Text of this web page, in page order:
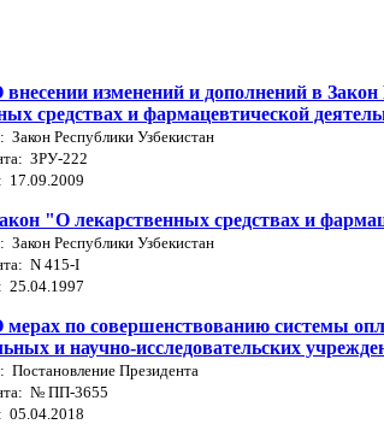
внесении изменений и дополнений в
средствах и фармацевтической
Закон Республики Узбекистан
ЗРУ-222
17.09.2009
"О лекарственных средствах и
Закон Республики Узбекистан
N 415-I
25.04.1997
мерах по совершенствованию системы
и научно-исследовательских
Постановление Президента
№ ПП-3655
05.04.2018